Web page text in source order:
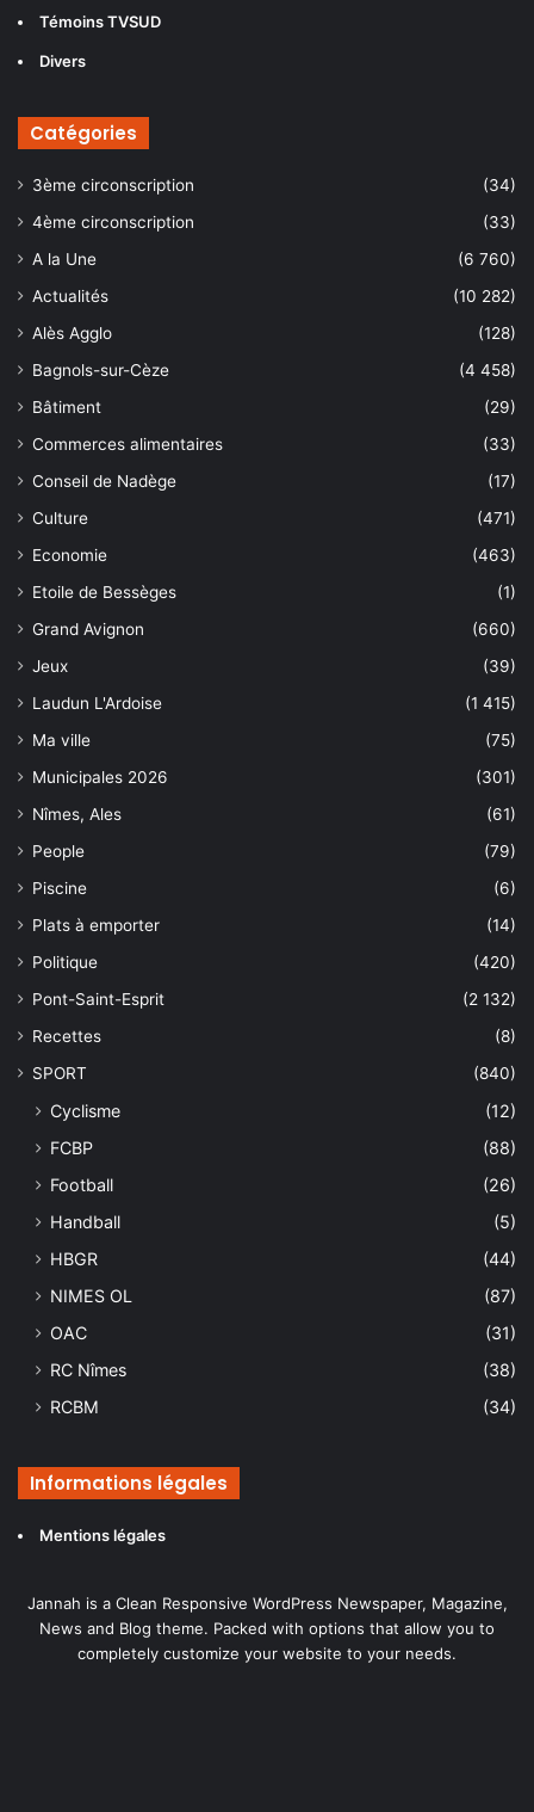
Témoins TVSUD
Divers
Catégories
3ème circonscription
(34)
4ème circonscription
(33)
A la Une
(6 760)
Actualités
(10 282)
Alès Agglo
(128)
Bagnols-sur-Cèze
(4 458)
Bâtiment
(29)
Commerces alimentaires
(33)
Conseil de Nadège
(17)
Culture
(471)
Economie
(463)
Etoile de Bessèges
(1)
Grand Avignon
(660)
Jeux
(39)
Laudun L'Ardoise
(1 415)
Ma ville
(75)
Municipales 2026
(301)
Nîmes, Ales
(61)
People
(79)
Piscine
(6)
Plats à emporter
(14)
Politique
(420)
Pont-Saint-Esprit
(2 132)
Recettes
(8)
SPORT
(840)
Cyclisme
(12)
FCBP
(88)
Football
(26)
Handball
(5)
HBGR
(44)
NIMES OL
(87)
OAC
(31)
RC Nîmes
(38)
RCBM
(34)
Informations légales
Mentions légales
Jannah is a Clean Responsive WordPress Newspaper, Magazine,
News and Blog theme. Packed with options that allow you to
completely customize your website to your needs.